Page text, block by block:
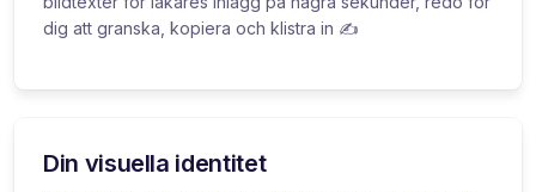
dig att granska, kopiera och klistra in ✍️
Din visuella identitet